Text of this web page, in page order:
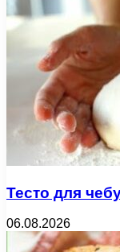
Тесто для
06.08.2026